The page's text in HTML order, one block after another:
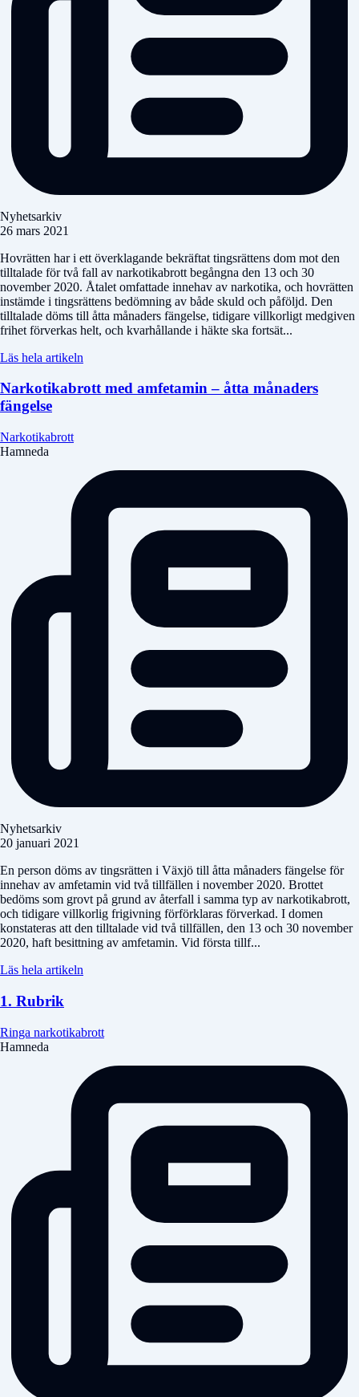
Nyhetsarkiv
26 mars 2021
Hovrätten har i ett överklagande bekräftat tingsrättens dom mot den
tilltalade för två fall av narkotikabrott begångna den 13 och 30
november 2020. Åtalet omfattade innehav av narkotika, och hovrätten
instämde i tingsrättens bedömning av både skuld och påföljd. Den
tilltalade döms till åtta månaders fängelse, tidigare villkorligt medgiven
frihet förverkas helt, och kvarhållande i häkte ska fortsät...
Läs hela artikeln
Narkotikabrott med amfetamin – åtta månaders
fängelse
Narkotikabrott
Hamneda
Nyhetsarkiv
20 januari 2021
En person döms av tingsrätten i Växjö till åtta månaders fängelse för
innehav av amfetamin vid två tillfällen i november 2020. Brottet
bedöms som grovt på grund av återfall i samma typ av narkotikabrott,
och tidigare villkorlig frigivning förförklaras förverkad. I domen
konstateras att den tilltalade vid två tillfällen, den 13 och 30 november
2020, haft besittning av amfetamin. Vid första tillf...
Läs hela artikeln
1. Rubrik
Ringa narkotikabrott
Hamneda